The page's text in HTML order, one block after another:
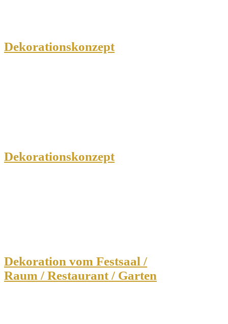
Dekorationskonzept
Dekorationskonzept
Dekoration vom Festsaal /
Raum / Restaurant / Garten